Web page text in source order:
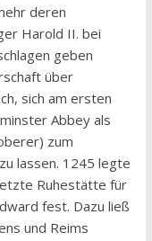
deren
Harold II. bei
geben
über
sich am ersten
Abbey als
zum
lassen. 1245 legte
Ruhestätte für
fest. Dazu ließ
und Reims